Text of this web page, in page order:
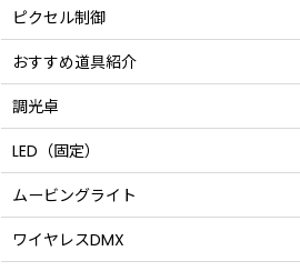
ピクセル制御
おすすめ道具紹介
調光卓
LED（固定）
ムービングライト
ワイヤレスDMX